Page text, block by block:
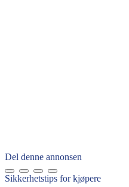
Del denne annonsen
Sikkerhetstips for kjøpere